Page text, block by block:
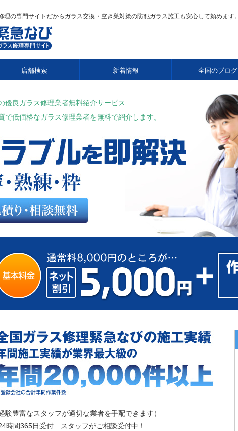
の専門サイトだからガラス交換・空き巣対策の防犯ガラス施工も安心して頼めます。
店舗検索 新着情報 全国のブログ
優良ガラス修理業者無料紹介サービス
低価格なガラス修理業者を無料で紹介します。
豊富なスタッフが適切な業者を手配できます）
時間365日受付 スタッフがご相談受付中！